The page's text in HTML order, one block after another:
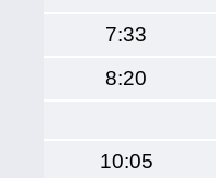
7:33
8:20
10:05